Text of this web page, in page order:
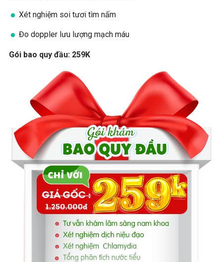
Xét nghiệm soi tươi tìm nấm
Đo doppler lưu lượng mạch máu
Gói bao quy đầu: 259K